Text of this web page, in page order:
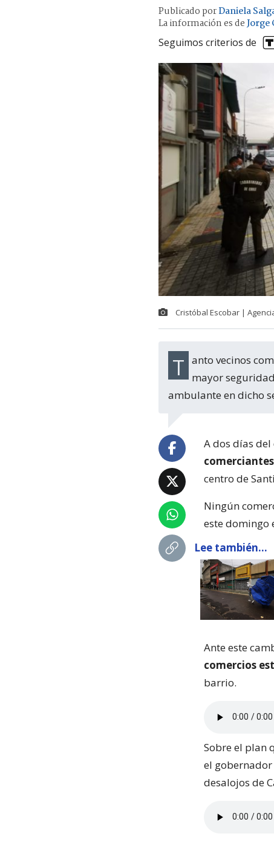
Publicado porDaniela
La información es deJorge
Seguimos criterios de
Cristóbal Escobar |
Tanto vecinos como locatarios valoraron la presencia policial y la sensación de
mayor
ambulante en dicho
A dos días
centro de
Ningún
este domingo
Lee también...
Ante este
comercios
barrio.
Sobre el plan
el
desalojos de